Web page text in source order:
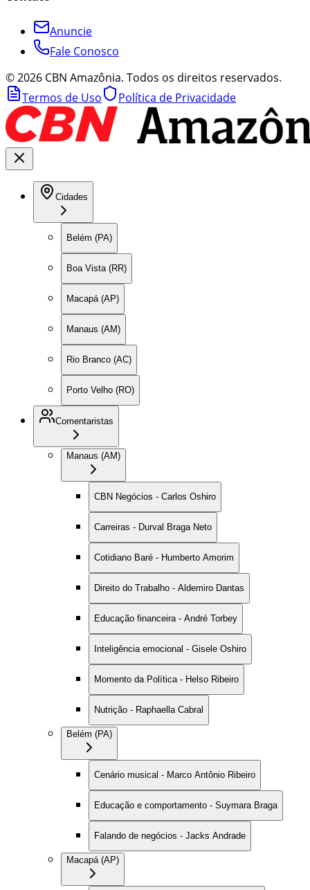
Anuncie
Fale Conosco
©2026 CBN Amazônia. Todos os direitos reservados.
Termos de Uso
Política de Privacidade
Cidades
Belém (PA)
Boa Vista (RR)
Macapá (AP)
Manaus (AM)
Rio Branco (AC)
Porto Velho (RO)
Comentaristas
Manaus (AM)
CBN Negócios - Carlos Oshiro
Carreiras - Durval Braga Neto
Cotidiano Baré - Humberto Amorim
Direito do Trabalho - Aldemiro Dantas
Educação financeira - André Torbey
Inteligência emocional - Gisele Oshiro
Momento da Política - Helso Ribeiro
Nutrição - Raphaella Cabral
Belém (PA)
Cenário musical - Marco Antônio Ribeiro
Educação e comportamento - Suymara Braga
Falando de negócios - Jacks Andrade
Macapá (AP)